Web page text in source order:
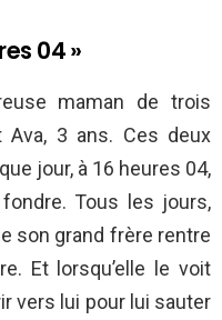
04 »
maman de trois
3 ans. Ces deux
jour, à 16 heures 04,
Tous les jours,
son grand frère rentre
Et lorsqu’elle le voit
vers lui pour lui sauter